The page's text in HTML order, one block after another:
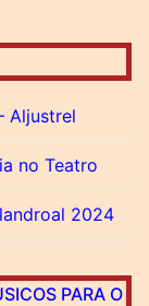
Aljustrel
no Teatro
2024
PARA O